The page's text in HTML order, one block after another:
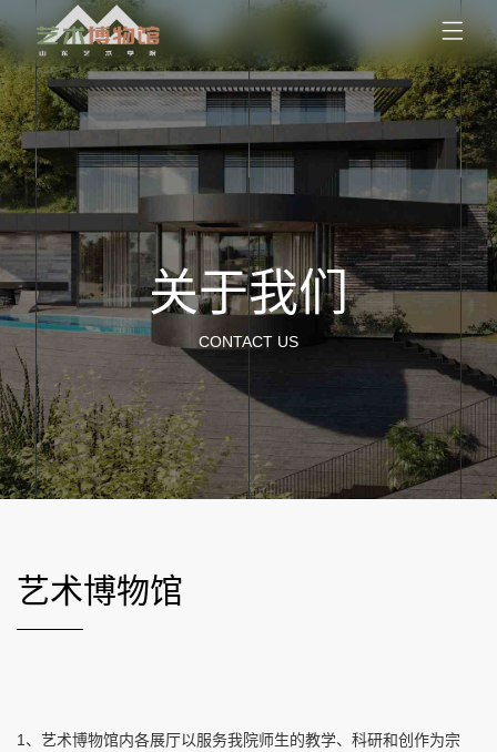
关于我们
CONTACT US
艺术博物馆
​1、艺术博物馆内各展厅以服务我院师生的教学、科研和创作为宗